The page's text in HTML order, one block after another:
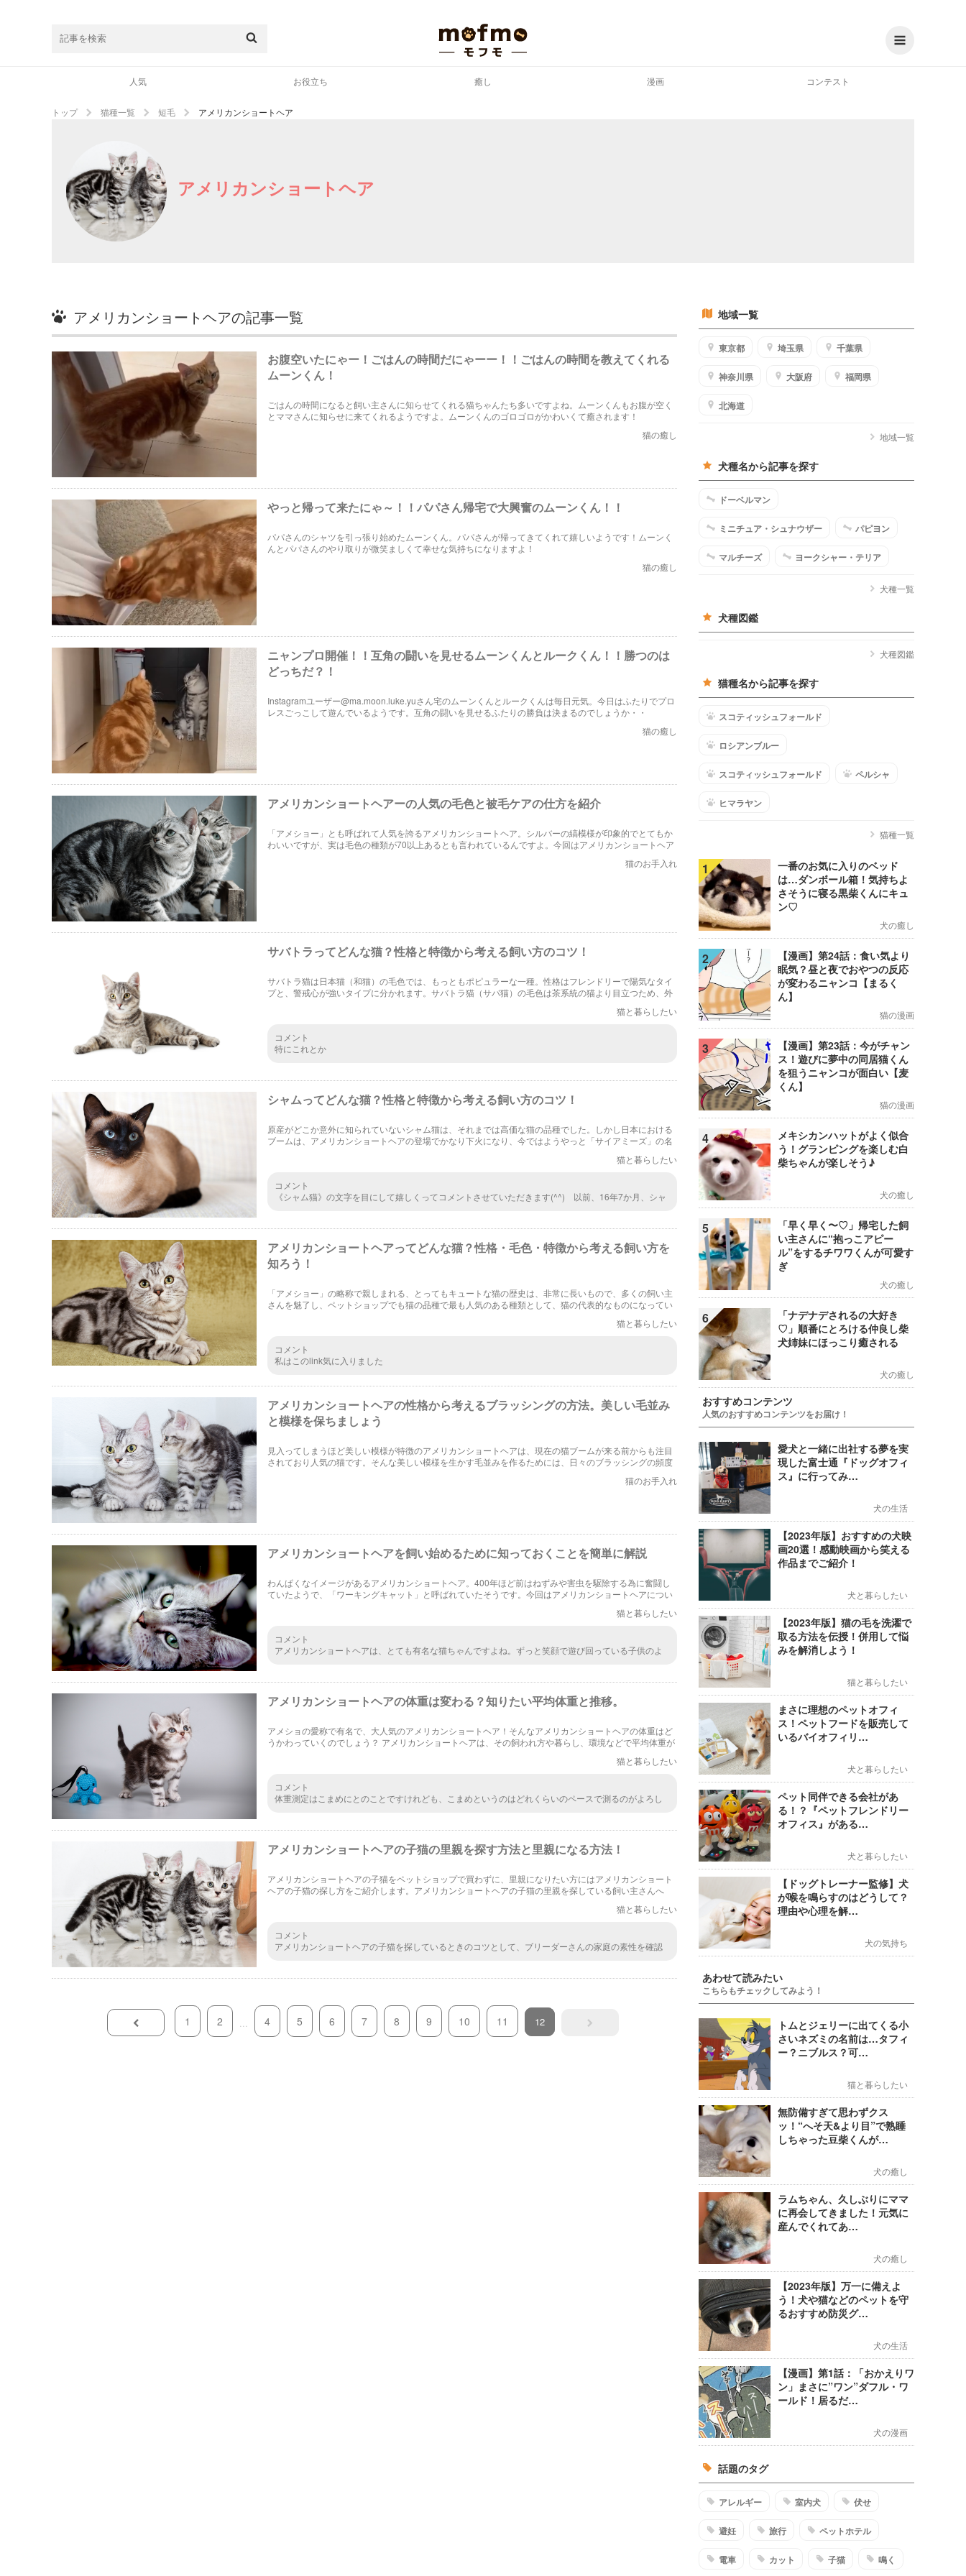
人気 お役立ち 癒し 漫画 コンテスト
トップ 猫種一覧 短毛 アメリカンショートヘア
アメリカンショートヘア
アメリカンショートヘアの記事一覧
お腹空いたにゃー！ごはんの時間だにゃーー！！ごはんの時間を教えてくれる
ムーンくん！
ごはんの時間になると飼い主さんに知らせてくれる猫ちゃんたち多いですよね。ムーンくんもお腹が空く
とママさんに知らせに来てくれるようですよ。ムーンくんのゴロゴロがかわいくて癒されます！
猫の癒し
やっと帰って来たにゃ～！！パパさん帰宅で大興奮のムーンくん！！
パパさんのシャツを引っ張り始めたムーンくん。パパさんが帰ってきてくれて嬉しいようです！ムーンく
んとパパさんのやり取りが微笑ましくて幸せな気持ちになりますよ！
猫の癒し
ニャンプロ開催！！互角の闘いを見せるムーンくんとルークくん！！勝つのは
どっちだ？！
Instagramユーザー@ma.moon.luke.yuさん宅のムーンくんとルークくんは毎日元気。今日はふたりでプロ
レスごっこして遊んでいるようです。互角の闘いを見せるふたりの勝負は決まるのでしょうか・・
猫の癒し
アメリカンショートヘアーの人気の毛色と被毛ケアの仕方を紹介
「アメショー」とも呼ばれて人気を誇るアメリカンショートヘア。シルバーの縞模様が印象的でとてもか
わいいですが、実は毛色の種類が70以上あるとも言われているんですよ。今回はアメリカンショートヘア
猫のお手入れ
サバトラってどんな猫？性格と特徴から考える飼い方のコツ！
サバトラ猫は日本猫（和猫）の毛色では、もっともポピュラーな一種。性格はフレンドリーで陽気なタイ
プと、警戒心が強いタイプに分かれます。サバトラ猫（サバ猫）の毛色は茶系統の猫より目立つため、外
猫と暮らしたい
コメント
特にこれとか
シャムってどんな猫？性格と特徴から考える飼い方のコツ！
原産がどこか意外に知られていないシャム猫は、それまでは高価な猫の品種でした。しかし日本における
ブームは、アメリカンショートヘアの登場でかなり下火になり、今ではようやっと「サイアミーズ」の名
猫と暮らしたい
コメント
《シャム猫》の文字を目にして嬉しくってコメントさせていただきます(^^) 以前、16年7か月、シャ
やかなbody、高貴な姿、それはそれはbeautiful！プライドが高いけど甘えん坊さんでした。別れが悲
しいので、もうペットは飼いませんが、もしも、また猫ちゃんと暮らすならば、絶対にシャム猫です
ね。
アメリカンショートヘアってどんな猫？性格・毛色・特徴から考える飼い方を
知ろう！
「アメショー」の略称で親しまれる、とってもキュートな猫の歴史は、非常に長いもので、多くの飼い主
さんを魅了し、ペットショップでも猫の品種で最も人気のある種類として、猫の代表的なものになってい
猫と暮らしたい
コメント
私はこのlink気に入りました
アメリカンショートヘアの性格から考えるブラッシングの方法。美しい毛並み
と模様を保ちましょう
見入ってしまうほど美しい模様が特徴のアメリカンショートヘアは、現在の猫ブームが来る前からも注目
されており人気の猫です。そんな美しい模様を生かす毛並みを作るためには、日々のブラッシングの頻度
猫のお手入れ
アメリカンショートヘアを飼い始めるために知っておくことを簡単に解説
わんぱくなイメージがあるアメリカンショートヘア。400年ほど前はねずみや害虫を駆除する為に奮闘し
ていたようで、「ワーキングキャット」と呼ばれていたそうです。今回はアメリカンショートヘアについ
猫と暮らしたい
コメント
アメリカンショートヘアは、とても有名な猫ちゃんですよね。ずっと笑顔で遊び回っている子供のよ
アメリカンショートヘアの体重は変わる？知りたい平均体重と推移。
アメショの愛称で有名で、大人気のアメリカンショートヘア！そんなアメリカンショートヘアの体重はど
うかわっていくのでしょう？ アメリカンショートヘアは、その飼われ方や暮らし、環境などで平均体重が
体重の推移はとても重要なのです。今回は、アメリカンショートヘアの体重や平均体重とその推移を追っ
猫と暮らしたい
コメント
体重測定はこまめにとのことですけれども、こまめというのはどれくらいのペースで測るのがよろし
アメリカンショートヘアの子猫の里親を探す方法と里親になる方法！
アメリカンショートヘアの子猫をペットショップで買わずに、里親になりたい方にはアメリカンショート
ヘアの子猫の探し方をご紹介します。アメリカンショートヘアの子猫の里親を探している飼い主さんへ
猫と暮らしたい
コメント
アメリカンショートヘアの子猫を探しているときのコツとして、ブリーダーさんの家庭の素性を確認
1 2 4 5 6 7 8 9 10 11 12
地域一覧
東京都 埼玉県 千葉県
神奈川県 大阪府 福岡県
北海道
地域一覧
犬種名から記事を探す
ドーベルマン
ミニチュア・シュナウザー パピヨン
マルチーズ ヨークシャー・テリア
犬種一覧
犬種図鑑
犬種図鑑
猫種名から記事を探す
スコティッシュフォールド
ロシアンブルー
スコティッシュフォールド ペルシャ
ヒマラヤン
猫種一覧
1
一番のお気に入りのベッド
は…ダンボール箱！気持ちよ
さそうに寝る黒柴くんにキュ
ン♡
犬の癒し
2
【漫画】第24話：食い気より
眠気？昼と夜でおやつの反応
が変わるニャンコ【まるく
ん】
猫の漫画
3
【漫画】第23話：今がチャン
ス！遊びに夢中の同居猫くん
を狙うニャンコが面白い【麦
くん】
猫の漫画
4
メキシカンハットがよく似合
う！グランピングを楽しむ白
柴ちゃんが楽しそう♪
犬の癒し
5
「早く早く〜♡」帰宅した飼
い主さんに“抱っこアピー
ル”をするチワワくんが可愛す
ぎ
犬の癒し
6
「ナデナデされるの大好き
♡」順番にとろける仲良し柴
犬姉妹にほっこり癒される
犬の癒し
おすすめコンテンツ
人気のおすすめコンテンツをお届け！
愛犬と一緒に出社する夢を実
現した富士通『ドッグオフィ
ス』に行ってみ…
犬の生活
【2023年版】おすすめの犬映
画20選！感動映画から笑える
作品までご紹介！
犬と暮らしたい
【2023年版】猫の毛を洗濯で
取る方法を伝授！併用して悩
みを解消しよう！
猫と暮らしたい
まさに理想のペットオフィ
ス！ペットフードを販売して
いるバイオフィリ…
犬と暮らしたい
ペット同伴できる会社があ
る！？『ペットフレンドリー
オフィス』がある…
犬と暮らしたい
【ドッグトレーナー監修】犬
が喉を鳴らすのはどうして？
理由や心理を解…
犬の気持ち
あわせて読みたい
こちらもチェックしてみよう！
トムとジェリーに出てくる小
さいネズミの名前は…タフィ
ー？ニブルス？可…
猫と暮らしたい
無防備すぎて思わずクス
ッ！“へそ天&より目”で熟睡
しちゃった豆柴くんが…
犬の癒し
ラムちゃん、久しぶりにママ
に再会してきました！元気に
産んでくれてあ…
犬の癒し
【2023年版】万一に備えよ
う！犬や猫などのペットを守
るおすすめ防災グ…
犬の生活
【漫画】第1話：「おかえりワ
ン」まさに”ワン”ダフル・ワ
ールド！居るだ…
犬の漫画
話題のタグ
アレルギー 室内犬 伏せ
避妊 旅行 ペットホテル
電車 カット 子猫 鳴く